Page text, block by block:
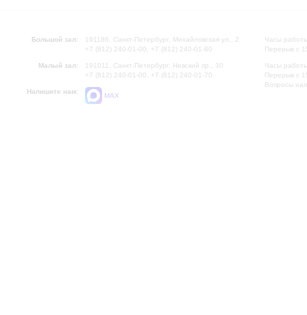
Большой зал:
191186, Санкт-Петербург, Михайловская ул., 2
+7 (812) 240-01-00, +7 (812) 240-01-80
Малый зал:
191011, Санкт-Петербург, Невский пр., 30
+7 (812) 240-01-00, +7 (812) 240-01-70
Напишите нам:
MAX
Часы
Перерыв с
Часы
Перерыв с
Вопросы